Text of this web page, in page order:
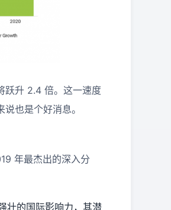
跃升 2.4 倍。这一速度
也是个好消息。
年最杰出的深入分
壮的国际影响力，其潜